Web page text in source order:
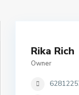
Rika Rich
Owner